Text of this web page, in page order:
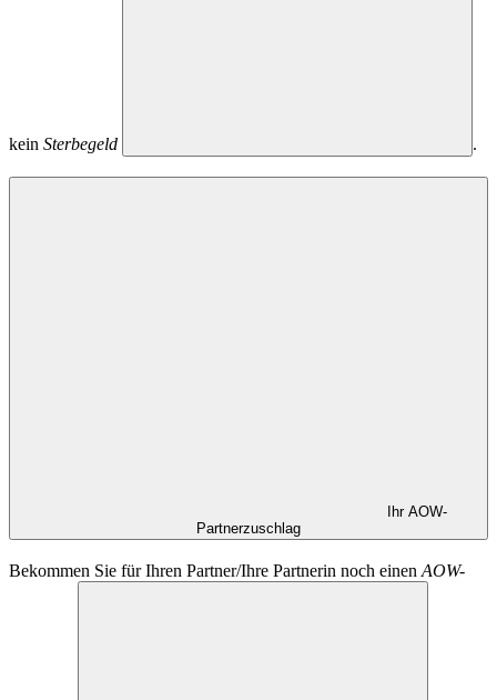
kein Sterbegeld .
Ihr AOW-
Partnerzuschlag
Bekommen Sie für Ihren Partner/Ihre Partnerin noch einen AOW-